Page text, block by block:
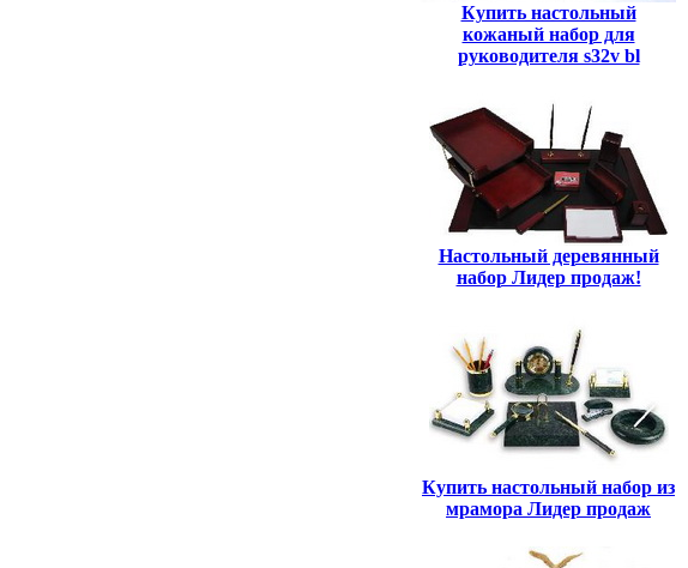
Купить настольный
кожаный набор для
руководителя s32v bl
Настольный деревянный
набор Лидер продаж!
Купить настольный набор из
мрамора Лидер продаж